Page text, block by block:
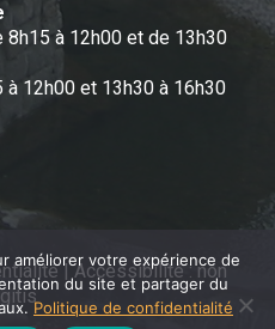
8h15 à 12h00 et de 13h30
à 12h00 et 13h30 à 16h30
|Accessibilité : non
améliorer votre expérience de
du site et partager du
Politique de confidentialité